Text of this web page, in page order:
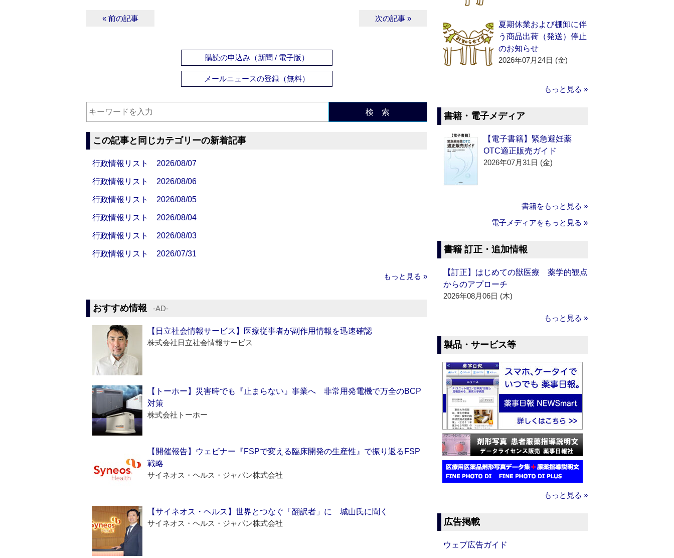
« 前の記事 次の記事 »
購読の申込み（新聞 / 電子版）
メールニュースの登録（無料）
検 索
この記事と同じカテゴリーの新着記事
行政情報リスト 2026/08/07
行政情報リスト 2026/08/06
行政情報リスト 2026/08/05
行政情報リスト 2026/08/04
行政情報リスト 2026/08/03
行政情報リスト 2026/07/31
もっと見る »
おすすめ情報 ‐AD‐
【日立社会情報サービス】医療従事者が副作用情報を迅速確認
株式会社日立社会情報サービス
【トーホー】災害時でも『止まらない』事業へ 非常用発電機で万全のBCP
対策
株式会社トーホー
【開催報告】ウェビナー『FSPで変える臨床開発の生産性』で振り返るFSP
戦略
サイネオス・ヘルス・ジャパン株式会社
【サイネオス・ヘルス】世界とつなぐ「翻訳者」に 城山氏に聞く
サイネオス・ヘルス・ジャパン株式会社
夏期休業および棚卸に伴
う商品出荷（発送）停止
のお知らせ
2026年07月24日 (金)
もっと見る »
書籍・電子メディア
【電子書籍】緊急避妊薬
OTC適正販売ガイド
2026年07月31日 (金)
書籍をもっと見る »
電子メディアをもっと見る »
書籍 訂正・追加情報
【訂正】はじめての獣医療 薬学的観点
からのアプローチ
2026年08月06日 (木)
もっと見る »
製品・サービス等
もっと見る »
広告掲載
ウェブ広告ガイド